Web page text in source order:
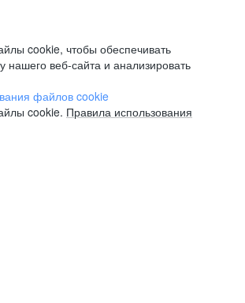
cookie, чтобы обеспечивать
нашего веб-сайта и анализировать
файлов cookie
cookie. Правила использования